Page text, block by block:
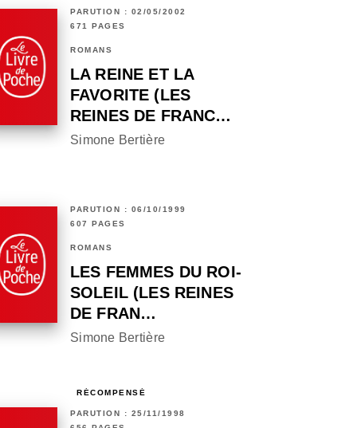
PARUTION : 02/05/2002
671 PAGES
ROMANS
LA REINE ET LA
FAVORITE (LES
REINES DE FRANC…
Simone Bertière
PARUTION : 06/10/1999
607 PAGES
ROMANS
LES FEMMES DU ROI-
SOLEIL (LES REINES
DE FRAN…
Simone Bertière
RÉCOMPENSÉ
PARUTION : 25/11/1998